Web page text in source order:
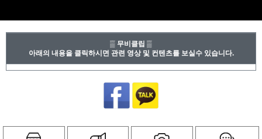
▒ 무비클립 ▒
아래의 내용을 클릭하시면 관련 영상 및 컨텐츠를 보실수 있습니다.